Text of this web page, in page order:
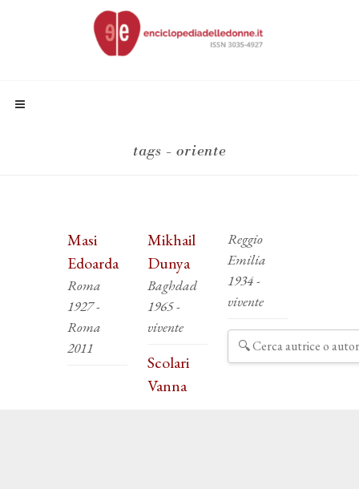
tags - oriente
Masi
Edoarda
Roma
1927 -
Roma
2011
Mikhail
Dunya
Baghdad
1965 -
vivente
Scolari
Vanna
Reggio
Emilia
1934 -
vivente